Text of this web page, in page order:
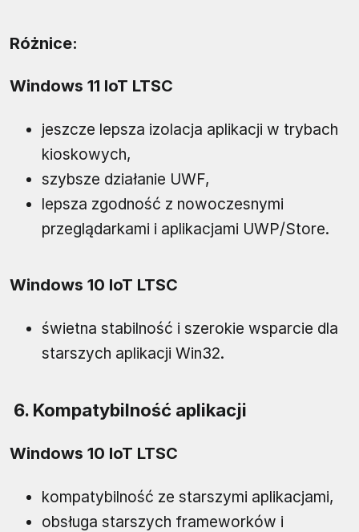
Różnice:
Windows 11 IoT LTSC
jeszcze lepsza izolacja aplikacji w trybach
kioskowych,
szybsze działanie UWF,
lepsza zgodność z nowoczesnymi
przeglądarkami i aplikacjami UWP/Store.
Windows 10 IoT LTSC
świetna stabilność i szerokie wsparcie dla
starszych aplikacji Win32.
6. Kompatybilność aplikacji
Windows 10 IoT LTSC
kompatybilność ze starszymi aplikacjami,
obsługa starszych frameworków i